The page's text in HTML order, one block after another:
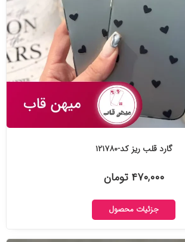
گارد قلب ریز کد-۱۲۱۷۸۰
۴۷۰,۰۰۰ تومان
جزئیات محصول